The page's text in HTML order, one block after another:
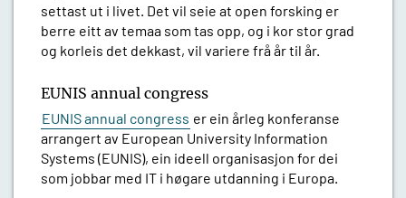
settast ut i livet. Det vil seie at open forsking er
berre eitt av temaa som tas opp, og i kor stor grad
og korleis det dekkast, vil variere frå år til år.
EUNIS annual congress
EUNIS annual congress er ein årleg konferanse
arrangert av European University Information
Systems (EUNIS), ein ideell organisasjon for dei
som jobbar med IT i høgare utdanning i Europa.